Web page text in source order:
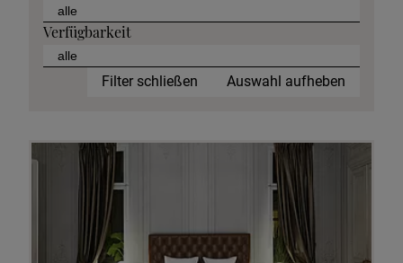
Verfügbarkeit
Filter schließen Auswahl aufheben